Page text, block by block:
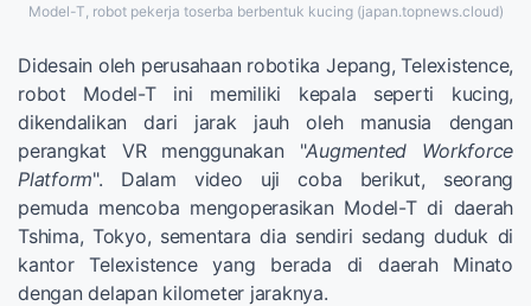
Model-T, robot pekerja toserba berbentuk kucing (japan.topnews.cloud)
Didesain oleh perusahaan robotika Jepang, Telexistence,
robot Model-T ini memiliki kepala seperti kucing,
dikendalikan dari jarak jauh oleh manusia dengan
perangkat VR menggunakan "Augmented Workforce
Platform". Dalam video uji coba berikut, seorang
pemuda mencoba mengoperasikan Model-T di daerah
Tshima, Tokyo, sementara dia sendiri sedang duduk di
kantor Telexistence yang berada di daerah Minato
dengan delapan kilometer jaraknya.